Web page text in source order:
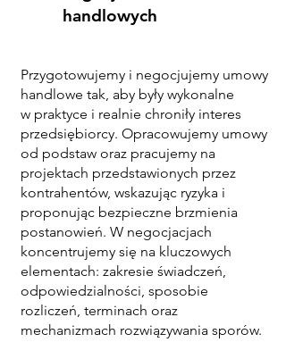
handlowych
Przygotowujemy i negocjujemy umowy
handlowe tak, aby były wykonalne
w praktyce i realnie chroniły interes
przedsiębiorcy. Opracowujemy umowy
od podstaw oraz pracujemy na
projektach przedstawionych przez
kontrahentów, wskazując ryzyka i
proponując bezpieczne brzmienia
postanowień. W negocjacjach
koncentrujemy się na kluczowych
elementach: zakresie świadczeń,
odpowiedzialności, sposobie
rozliczeń, terminach oraz
mechanizmach rozwiązywania sporów.